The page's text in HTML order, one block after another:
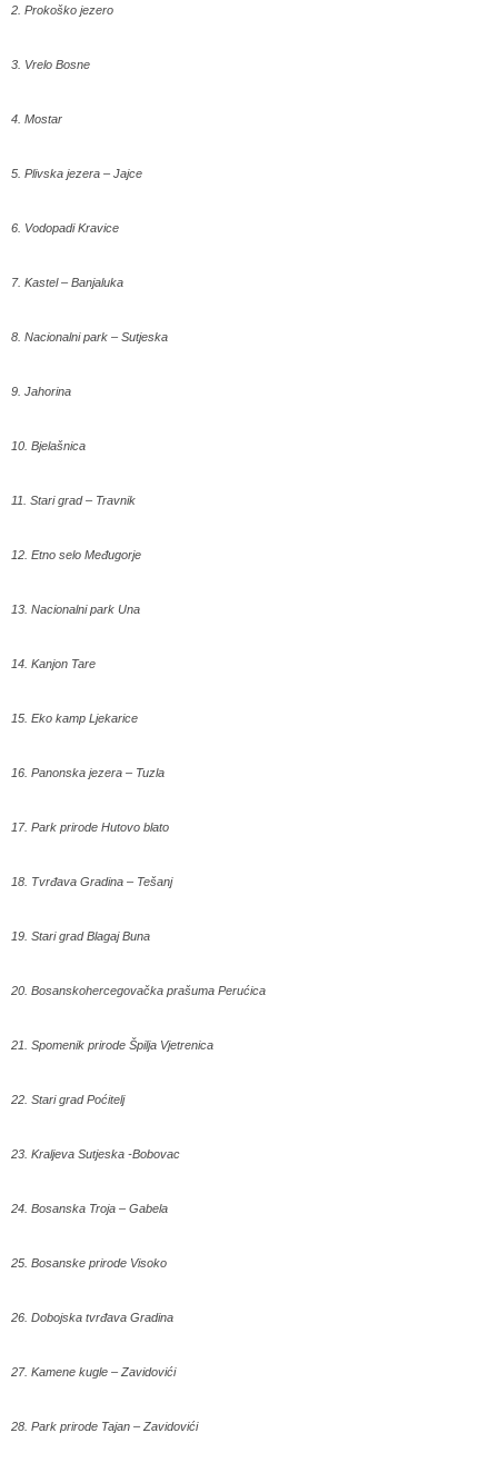
2. Prokoško jezero
3. Vrelo Bosne
4. Mostar
5. Plivska jezera – Jajce
6. Vodopadi Kravice
7. Kastel – Banjaluka
8. Nacionalni park – Sutjeska
9. Jahorina
10. Bjelašnica
11. Stari grad – Travnik
12. Etno selo Međugorje
13. Nacionalni park Una
14. Kanjon Tare
15. Eko kamp Ljekarice
16. Panonska jezera – Tuzla
17. Park prirode Hutovo blato
18. Tvrđava Gradina – Tešanj
19. Stari grad Blagaj Buna
20. Bosanskohercegovačka prašuma Perućica
21. Spomenik prirode Špilja Vjetrenica
22. Stari grad Poćitelj
23. Kraljeva Sutjeska -Bobovac
24. Bosanska Troja – Gabela
25. Bosanske prirode Visoko
26. Dobojska tvrđava Gradina
27. Kamene kugle – Zavidovići
28. Park prirode Tajan – Zavidovići